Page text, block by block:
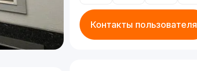
Контакты пользователя